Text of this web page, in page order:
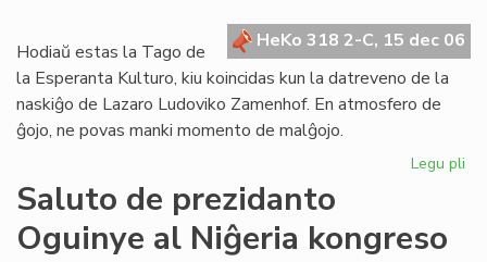
en
HeKo 318 2-C, 15 dec 06
Hodiaŭ estas la Tago de
la Esperanta Kulturo, kiu koincidas kun la datreveno de la
naskiĝo de Lazaro Ludoviko Zamenhof. En atmosfero de
ĝojo, ne povas manki momento de malĝojo.
Legu pli
Saluto de prezidanto
Oguinye al Niĝeria kongreso